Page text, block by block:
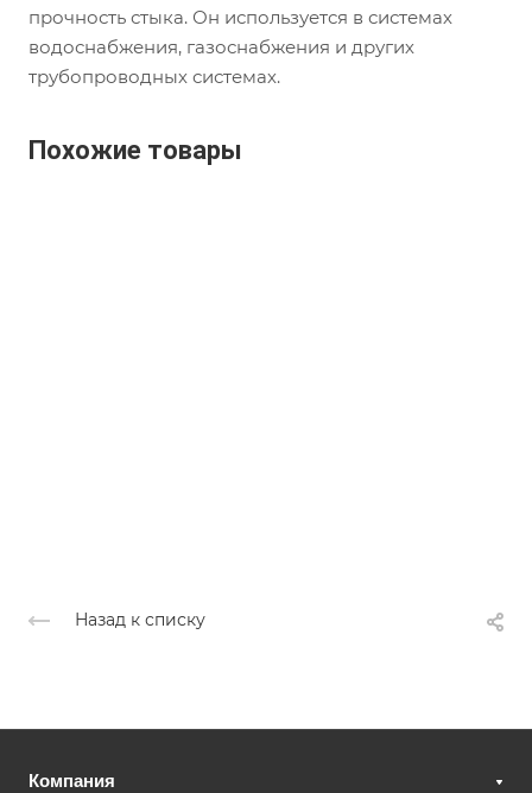
прочность стыка. Он используется в системах
водоснабжения, газоснабжения и других
трубопроводных системах.
Похожие товары
Назад к списку
Компания